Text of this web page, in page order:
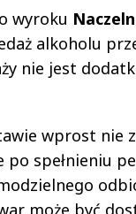
wyroku
alkoholu
nie jest
wprost nie
spełnieniu
może być